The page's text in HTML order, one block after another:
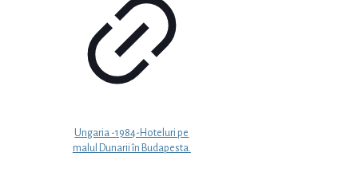
Ungaria -1984-Hoteluri pe
malul Dunarii în Budapesta.